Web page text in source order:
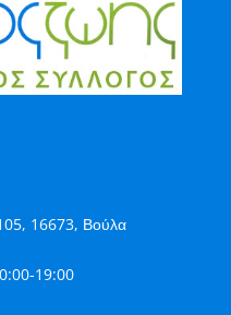
16673, Βούλα
19:00